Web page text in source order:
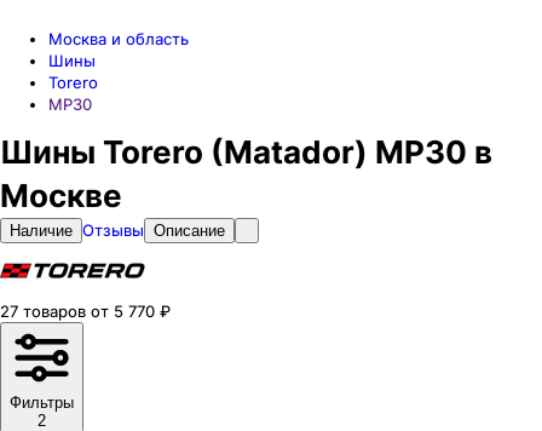
Москва и область
Шины
Torero
MP30
Шины Torero (Matador) MP30 в
Москве
Наличие Отзывы Описание
27 товаров от 5 770 ₽
Фильтры
2